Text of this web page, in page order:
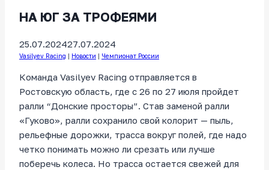
НА ЮГ ЗА ТРОФЕЯМИ
25.07.202427.07.2024
Vasilyev Racing | Новости | Чемпионат России
Команда Vasilyev Racing отправляется в
Ростовскую область, где с 26 по 27 июля пройдет
ралли “Донские просторы”. Став заменой ралли
«Гуково», ралли сохранило свой колорит — пыль,
рельефные дорожки, трасса вокруг полей, где надо
четко понимать можно ли срезать или лучше
поберечь колеса. Но трасса остается свежей для